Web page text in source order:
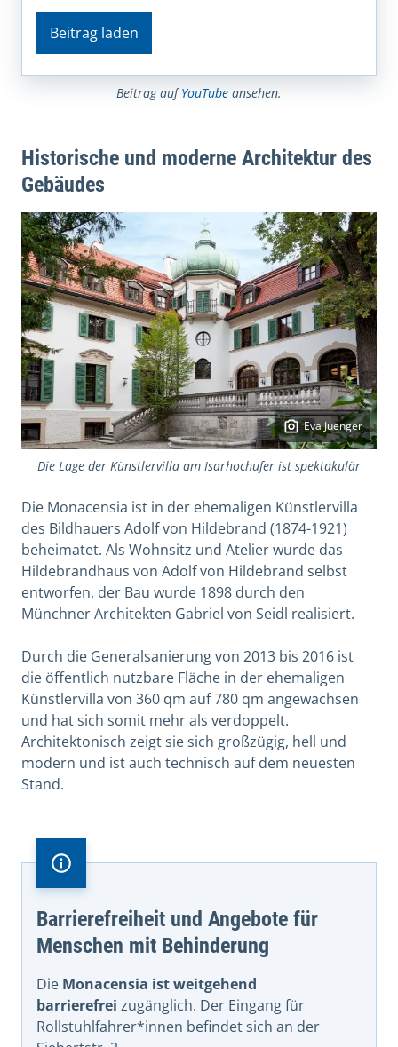
Beitrag laden
Beitrag aufYouTube ansehen.
Historische und moderne Architektur des
Gebäudes
Eva Juenger
Die Lage der Künstlervilla am Isarhochufer ist spektakulär
Die Monacensia ist in der ehemaligen Künstlervilla
des Bildhauers Adolf von Hildebrand (1874-1921)
beheimatet. Als Wohnsitz und Atelier wurde das
Hildebrandhaus von Adolf von Hildebrand selbst
entworfen, der Bau wurde 1898 durch den
Münchner Architekten Gabriel von Seidl realisiert.
Durch die Generalsanierung von 2013 bis 2016 ist
die öffentlich nutzbare Fläche in der ehemaligen
Künstlervilla von 360 qm auf 780 qm angewachsen
und hat sich somit mehr als verdoppelt.
Architektonisch zeigt sie sich großzügig, hell und
modern und ist auch technisch auf dem neuesten
Stand.
Barrierefreiheit und Angebote für
Menschen mit Behinderung
Die Monacensia ist weitgehend
barrierefrei zugänglich. Der Eingang für
Rollstuhlfahrer*innen befindet sich an der